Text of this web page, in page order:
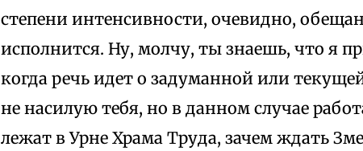
степени интенсивности, очевидно,
исполнится. Ну, молчу, ты знаешь, что я
когда речь идет о задуманной или
не насилую тебя, но в данном случае
лежат в Урне Храма Труда, зачем ждать